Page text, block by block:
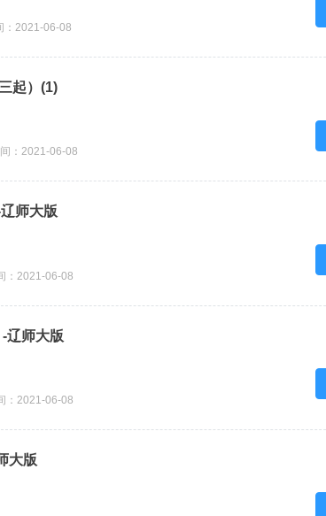
：2021-06-08
起）(1)
：2021-06-08
师大版
：2021-06-08
辽师大版
：2021-06-08
大版